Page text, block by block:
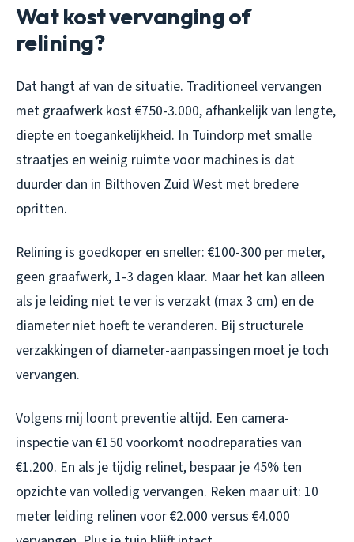
Wat kost vervanging of
relining?
Dat hangt af van de situatie. Traditioneel vervangen
met graafwerk kost €750-3.000, afhankelijk van lengte,
diepte en toegankelijkheid. In Tuindorp met smalle
straatjes en weinig ruimte voor machines is dat
duurder dan in Bilthoven Zuid West met bredere
opritten.
Relining is goedkoper en sneller: €100-300 per meter,
geen graafwerk, 1-3 dagen klaar. Maar het kan alleen
als je leiding niet te ver is verzakt (max 3 cm) en de
diameter niet hoeft te veranderen. Bij structurele
verzakkingen of diameter-aanpassingen moet je toch
vervangen.
Volgens mij loont preventie altijd. Een camera-
inspectie van €150 voorkomt noodreparaties van
€1.200. En als je tijdig relinet, bespaar je 45% ten
opzichte van volledig vervangen. Reken maar uit: 10
meter leiding relinen voor €2.000 versus €4.000